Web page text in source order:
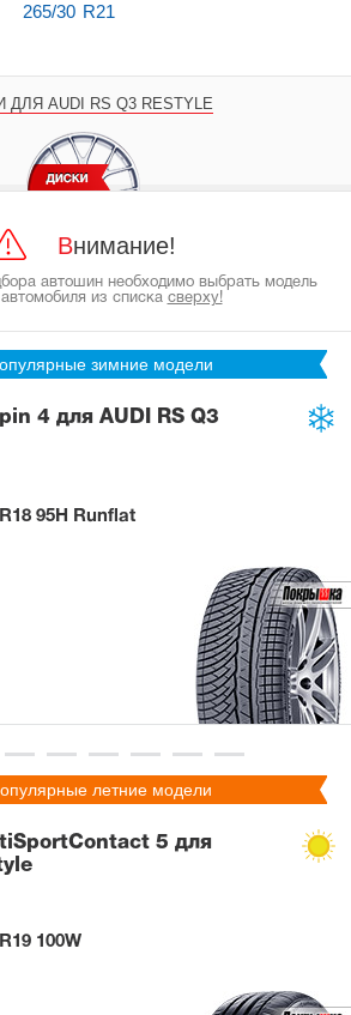
265/30 R21
ДЛЯ AUDI RS Q3 RESTYLE
Внимание!
автошин необходимо выбрать модель
из списка сверху!
зимние модели
4 для AUDI RS Q3
95H Runflat
летние модели
5 для
100W